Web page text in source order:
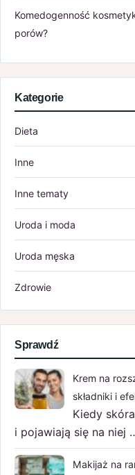
Komedogenność
porów?
Kategorie
Dieta
Inne
Inne tematy
Uroda i moda
Uroda męska
Zdrowie
Sprawdź
Krem na
składniki i
Kiedy
i pojawiają się na niej
Makijaż na